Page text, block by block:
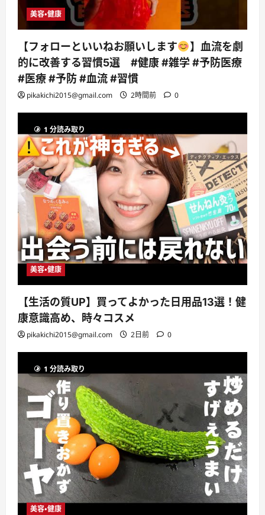
美容・健康
【フォローといいねお願いします
】血流を劇
的に改善する習慣5選 #健康 #雑学 #予防医療
#医療 #予防 #血流 #習慣
pikakichi2015@gmail.com 2時間前 0
1 分読み取り
美容・健康
【生活の質UP】買ってよかった日用品13選！健
康意識高め、時々コスメ
pikakichi2015@gmail.com 2日前 0
1 分読み取り
美容・健康